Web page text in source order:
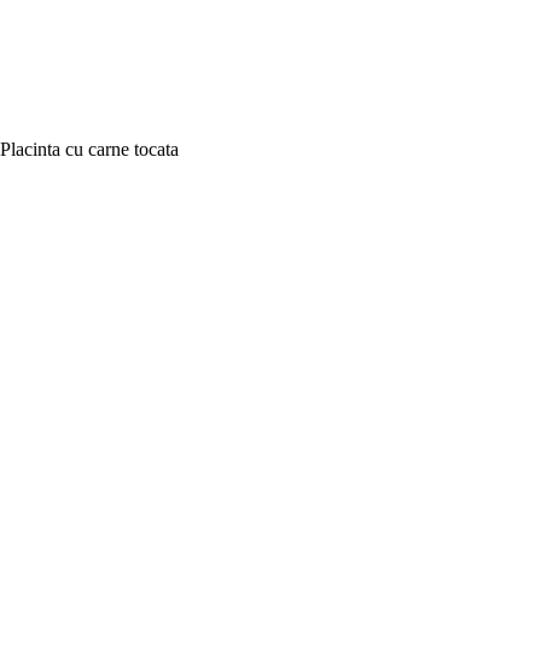
Placinta cu carne tocata